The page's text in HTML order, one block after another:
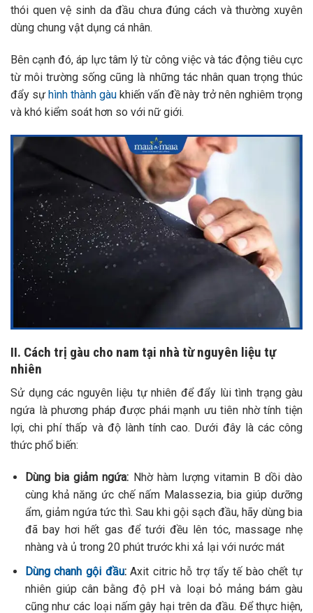
thói quen vệ sinh da đầu chưa đúng cách và thường xuyên
dùng chung vật dụng cá nhân.
Bên cạnh đó, áp lực tâm lý từ công việc và tác động tiêu cực
từ môi trường sống cũng là những tác nhân quan trọng thúc
đẩy sự hình thành gàu khiến vấn đề này trở nên nghiêm trọng
và khó kiểm soát hơn so với nữ giới.
II. Cách trị gàu cho nam tại nhà từ nguyên liệu tự
nhiên
Sử dụng các nguyên liệu tự nhiên để đẩy lùi tình trạng gàu
ngứa là phương pháp được phái mạnh ưu tiên nhờ tính tiện
lợi, chi phí thấp và độ lành tính cao. Dưới đây là các công
thức phổ biến:
Dùng bia giảm ngứa: Nhờ hàm lượng vitamin B dồi dào
cùng khả năng ức chế nấm Malassezia, bia giúp dưỡng
ẩm, giảm ngứa tức thì. Sau khi gội sạch đầu, hãy dùng bia
đã bay hơi hết gas để tưới đều lên tóc, massage nhẹ
nhàng và ủ trong 20 phút trước khi xả lại với nước mát
Dùng chanh gội đầu:Axit citric hỗ trợ tẩy tế bào chết tự
nhiên giúp cân bằng độ pH và loại bỏ mảng bám gàu
cũng như các loại nấm gây hại trên da đầu. Để thực hiện,